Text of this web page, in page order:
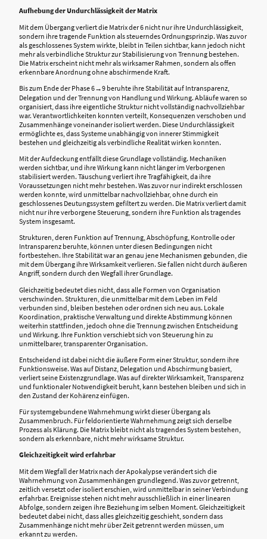
Aufhebung der Undurchlässigkeit der Matrix
Mit dem Übergang verliert die Matrix der 6 nicht nur ihre Undurchlässigkeit,
sondern ihre tragende Funktion als steuerndes Ordnungsprinzip. Was zuvor
als geschlossenes System wirkte, bleibt in Teilen sichtbar, kann jedoch nicht
mehr als verbindliche Struktur zur Stabilisierung von Trennung bestehen.
Die Matrix erscheint nicht mehr als wirksamer Rahmen, sondern als offen
erkennbare Anordnung ohne abschirmende Kraft.
Bis zum Ende der Phase 6→9 beruhte ihre Stabilität auf Intransparenz,
Delegation und der Trennung von Handlung und Wirkung. Abläufe waren so
organisiert, dass ihre eigentliche Struktur nicht vollständig nachvollziehbar
war. Verantwortlichkeiten konnten verteilt, Konsequenzen verschoben und
Zusammenhänge voneinander isoliert werden. Diese Undurchlässigkeit
ermöglichte es, dass Systeme unabhängig von innerer Stimmigkeit
bestehen und gleichzeitig als verbindliche Realität wirken konnten.
Mit der Aufdeckung entfällt diese Grundlage vollständig. Mechaniken
werden sichtbar, und ihre Wirkung kann nicht länger im Verborgenen
stabilisiert werden. Täuschung verliert ihre Tragfähigkeit, da ihre
Voraussetzungen nicht mehr bestehen. Was zuvor nur indirekt erschlossen
werden konnte, wird unmittelbar nachvollziehbar, ohne durch ein
geschlossenes Deutungssystem gefiltert zu werden. Die Matrix verliert damit
nicht nur ihre verborgene Steuerung, sondern ihre Funktion als tragendes
System insgesamt.
Strukturen, deren Funktion auf Trennung, Abschöpfung, Kontrolle oder
Intransparenz beruhte, können unter diesen Bedingungen nicht
fortbestehen. Ihre Stabilität war an genau jene Mechanismen gebunden, die
mit dem Übergang ihre Wirksamkeit verlieren. Sie fallen nicht durch äußeren
Angriff, sondern durch den Wegfall ihrer Grundlage.
Gleichzeitig bedeutet dies nicht, dass alle Formen von Organisation
verschwinden. Strukturen, die unmittelbar mit dem Leben im Feld
verbunden sind, bleiben bestehen oder ordnen sich neu aus. Lokale
Koordination, praktische Verwaltung und direkte Abstimmung können
weiterhin stattfinden, jedoch ohne die Trennung zwischen Entscheidung
und Wirkung. Ihre Funktion verschiebt sich von Steuerung hin zu
unmittelbarer, transparenter Organisation.
Entscheidend ist dabei nicht die äußere Form einer Struktur, sondern ihre
Funktionsweise. Was auf Distanz, Delegation und Abschirmung basiert,
verliert seine Existenzgrundlage. Was auf direkter Wirksamkeit, Transparenz
und funktionaler Notwendigkeit beruht, kann bestehen bleiben und sich in
den Zustand der Kohärenz einfügen.
Für systemgebundene Wahrnehmung wirkt dieser Übergang als
Zusammenbruch. Für feldorientierte Wahrnehmung zeigt sich derselbe
Prozess als Klärung. Die Matrix bleibt nicht als tragendes System bestehen,
sondern als erkennbare, nicht mehr wirksame Struktur.
Gleichzeitigkeit wird erfahrbar
Mit dem Wegfall der Matrix nach der Apokalypse verändert sich die
Wahrnehmung von Zusammenhängen grundlegend. Was zuvor getrennt,
zeitlich versetzt oder isoliert erschien, wird unmittelbar in seiner Verbindung
erfahrbar. Ereignisse stehen nicht mehr ausschließlich in einer linearen
Abfolge, sondern zeigen ihre Beziehung im selben Moment. Gleichzeitigkeit
bedeutet dabei nicht, dass alles gleichzeitig geschieht, sondern dass
Zusammenhänge nicht mehr über Zeit getrennt werden müssen, um
erkannt zu werden.